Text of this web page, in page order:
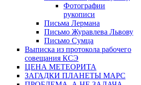
Фотографии
рукописи
Письма Лермана
Письмо Журавлева Львову
Письмо Сумца
Выписка из протокола рабочего
совещания КСЭ
ЦЕНА МЕТЕОРИТА
ЗАГАДКИ ПЛАНЕТЫ МАРС